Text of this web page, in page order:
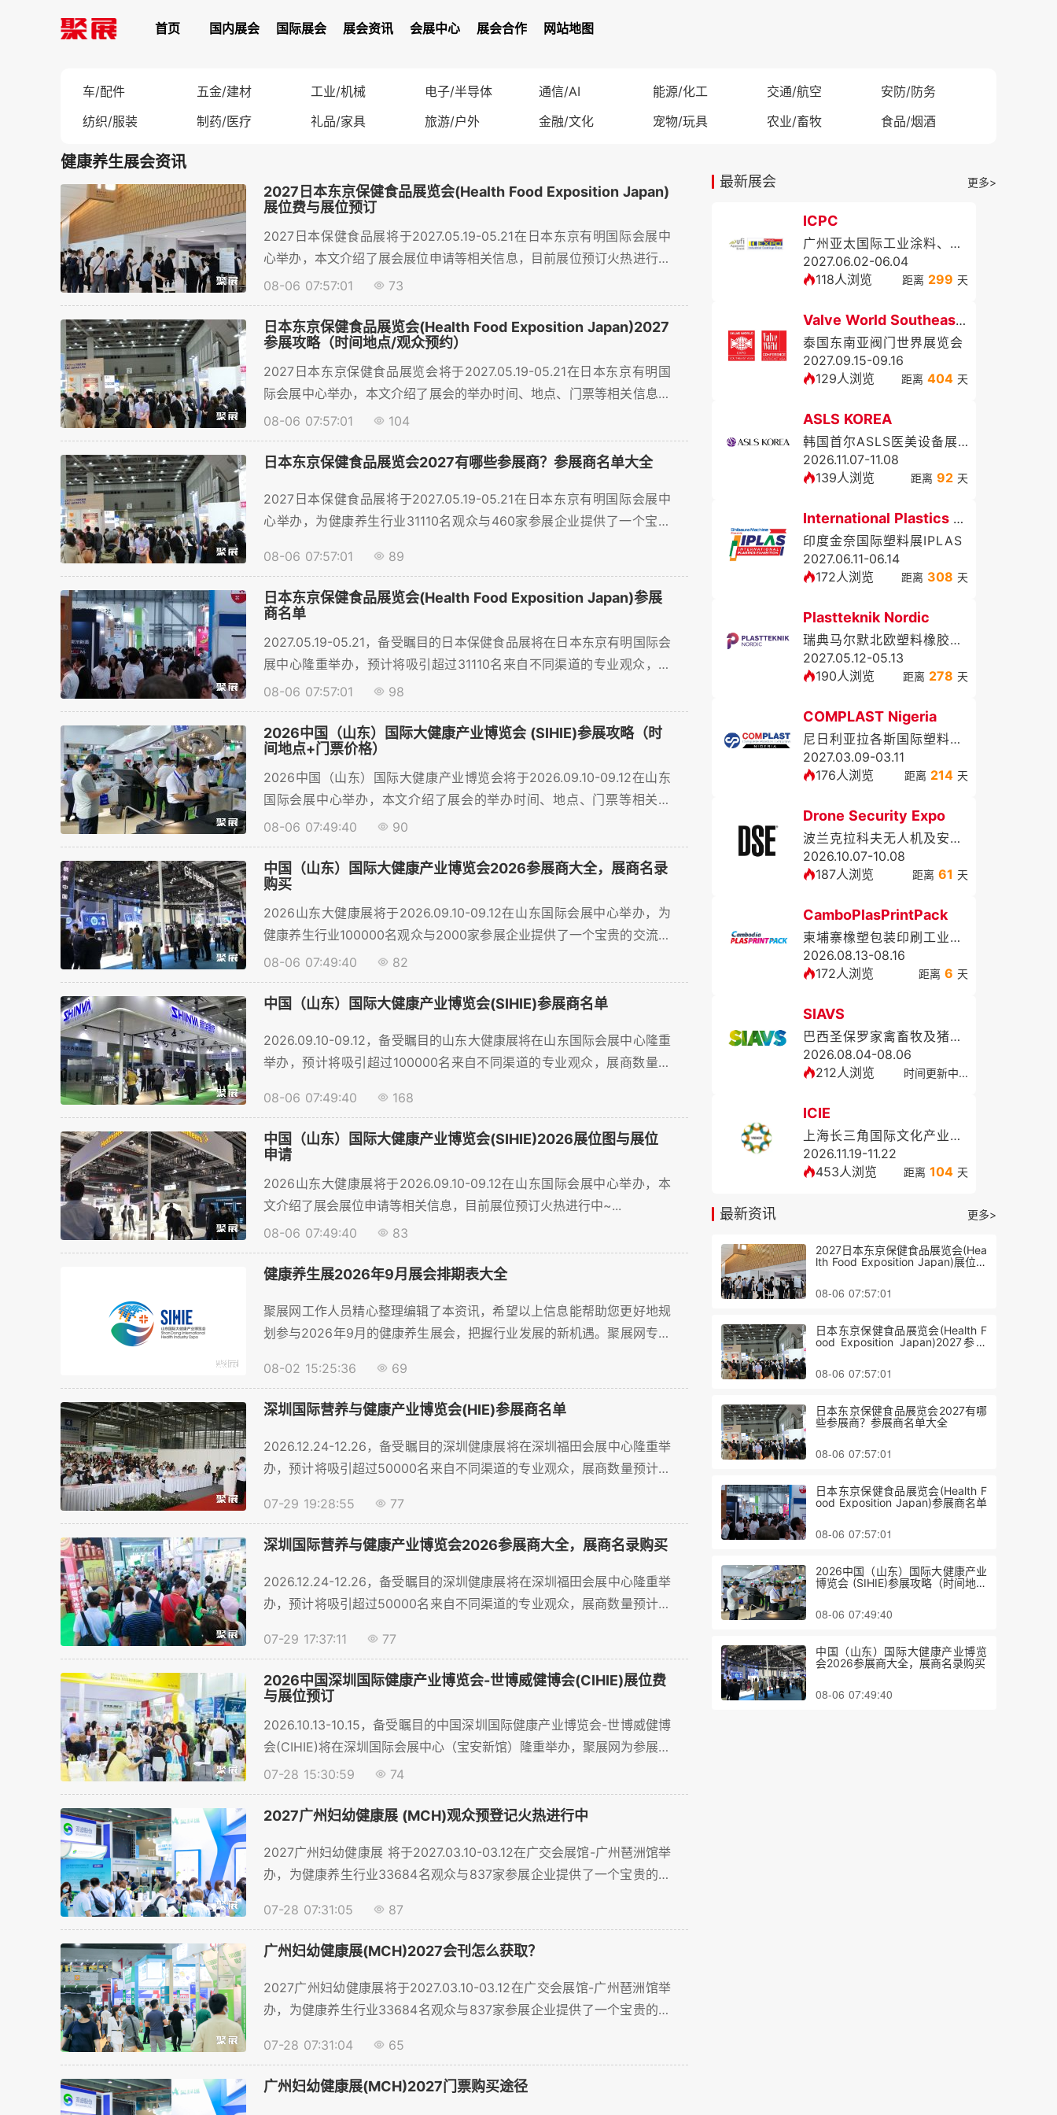
首页 国内展会 国际展会 展会资讯 会展中心 展会合作 网站地图
车/配件 五金/建材 工业/机械 电子/半导体 通信/AI 能源/化工 交通/航空
安防/防务
纺织/服装
制药/医疗 礼品/家具 旅游/户外 金融/文化 宠物/玩具 农业/畜牧 食品/烟酒
健康养生展会资讯
2027日本东京保健食品展览会(Health Food Exposition Japan)
展位费与展位预订
2027日本保健食品展将于2027.05.19-05.21在日本东京有明国际会展中
心举办，本文介绍了展会展位申请等相关信息，目前展位预订火热进行中
~...
08-06 07:57:01 73
日本东京保健食品展览会(Health Food Exposition Japan)2027
参展攻略（时间地点/观众预约）
2027日本东京保健食品展览会将于2027.05.19-05.21在日本东京有明国
际会展中心举办，本文介绍了展会的举办时间、地点、门票等相关信息，
目前门票购买、预订展位火热进行中~...
08-06 07:57:01 104
日本东京保健食品展览会2027有哪些参展商？参展商名单大全
2027日本保健食品展将于2027.05.19-05.21在日本东京有明国际会展中
心举办，为健康养生行业31110名观众与460家参展企业提供了一个宝贵
08-06 07:57:01
89
日本东京保健食品展览会(Health Food Exposition Japan)参展
商名单
2027.05.19-05.21，备受瞩目的日本保健食品展将在日本东京有明国际会
展中心隆重举办，预计将吸引超过31110名来自不同渠道的专业观众，展
商数量预计将超过460家，展出面积达到20000㎡平方米，为健康养生企
业提供了一个开放和高效的交流平台。本文将为您梳理重点参展商名单，
并详解展商名录的获取流程，助您高效对接行业资源！...
08-06 07:57:01 98
2026中国（山东）国际大健康产业博览会 (SIHIE)参展攻略（时
间地点+门票价格）
2026中国（山东）国际大健康产业博览会将于2026.09.10-09.12在山东
国际会展中心举办，本文介绍了展会的举办时间、地点、门票等相关信
息，目前门票购买、预订展位火热进行中~...
08-06 07:49:40 90
中国（山东）国际大健康产业博览会2026参展商大全，展商名录
购买
2026山东大健康展将于2026.09.10-09.12在山东国际会展中心举办，为
健康养生行业100000名观众与2000家参展企业提供了一个宝贵的交流平
台，聚展网提供展商名录查询，展商名录购买服务。...
08-06 07:49:40 82
中国（山东）国际大健康产业博览会(SIHIE)参展商名单
2026.09.10-09.12，备受瞩目的山东大健康展将在山东国际会展中心隆重
举办，预计将吸引超过100000名来自不同渠道的专业观众，展商数量预
了一个开放和高效的交流平台。本文将为您梳理重点参展商名单，并详解
展商名录的获取流程，助您高效对接行业资源！...
08-06 07:49:40 168
中国（山东）国际大健康产业博览会(SIHIE)2026展位图与展位
申请
2026山东大健康展将于2026.09.10-09.12在山东国际会展中心举办，本
文介绍了展会展位申请等相关信息，目前展位预订火热进行中~...
08-06 07:49:40
83
健康养生展2026年9月展会排期表大全
聚展网工作人员精心整理编辑了本资讯，希望以上信息能帮助您更好地规
划参与2026年9月的健康养生展会，把握行业发展的新机遇。聚展网专注
08-02 15:25:36
69
深圳国际营养与健康产业博览会(HIE)参展商名单
2026.12.24-12.26，备受瞩目的深圳健康展将在深圳福田会展中心隆重举
办，预计将吸引超过50000名来自不同渠道的专业观众，展商数量预计将
07-29 19:28:55
77
深圳国际营养与健康产业博览会2026参展商大全，展商名录购买
2026.12.24-12.26，备受瞩目的深圳健康展将在深圳福田会展中心隆重举
办，预计将吸引超过50000名来自不同渠道的专业观众，展商数量预计将
07-29 17:37:11
77
2026中国深圳国际健康产业博览会-世博威健博会(CIHIE)展位费
与展位预订
2026.10.13-10.15，备受瞩目的中国深圳国际健康产业博览会-世博威健博
会(CIHIE)将在深圳国际会展中心（宝安新馆）隆重举办，聚展网为参展企
业提供...
07-28 15:30:59 74
2027广州妇幼健康展 (MCH)观众预登记火热进行中
2027广州妇幼健康展 将于2027.03.10-03.12在广交会展馆-广州琶洲馆举
办，为健康养生行业33684名观众与837家参展企业提供了一个宝贵的交
07-28 07:31:05
87
广州妇幼健康展(MCH)2027会刊怎么获取？
2027广州妇幼健康展将于2027.03.10-03.12在广交会展馆-广州琶洲馆举
办，为健康养生行业33684名观众与837家参展企业提供了一个宝贵的交
07-28 07:31:04
65
广州妇幼健康展(MCH)2027门票购买途径
最新展会 更多>
ICPC
广州亚太国际工业涂料、粉末涂料与涂装展览会
2027.06.02-06.04
118人浏览
距离 299 天
Valve World Southeast Asia Expo
泰国东南亚阀门世界展览会
2027.09.15-09.16
129人浏览
距离 404 天
ASLS KOREA
韩国首尔ASLS医美设备展览会暨学术大会（秋季）
2026.11.07-11.08
139人浏览
距离 92 天
International Plastics Exhibition
印度金奈国际塑料展IPLAS
2027.06.11-06.14
172人浏览
距离 308 天
Plastteknik Nordic
瑞典马尔默北欧塑料橡胶展览会
2027.05.12-05.13
190人浏览
距离 278 天
COMPLAST Nigeria
尼日利亚拉各斯国际塑料展览会
2027.03.09-03.11
176人浏览
距离 214 天
Drone Security Expo
波兰克拉科夫无人机及安防展DSE
2026.10.07-10.08
187人浏览
距离 61 天
CamboPlasPrintPack
柬埔寨橡塑包装印刷工业展览会
2026.08.13-08.16
172人浏览
距离 6 天
SIAVS
巴西圣保罗家禽畜牧及猪业展览会SIAVS
2026.08.04-08.06
212人浏览
时间更新中...
ICIE
上海长三角国际文化产业博览会
2026.11.19-11.22
453人浏览
距离 104 天
最新资讯 更多>
2027日本东京保健食品展览会(Hea
lth Food Exposition Japan)展位费
08-06 07:57:01
日本东京保健食品展览会(Health F
ood Exposition Japan)2027参展
08-06 07:57:01
日本东京保健食品展览会2027有哪
些参展商？参展商名单大全
08-06 07:57:01
日本东京保健食品展览会(Health F
ood Exposition Japan)参展商名单
08-06 07:57:01
2026中国（山东）国际大健康产业
博览会 (SIHIE)参展攻略（时间地点
08-06 07:49:40
中国（山东）国际大健康产业博览
会2026参展商大全，展商名录购买
08-06 07:49:40